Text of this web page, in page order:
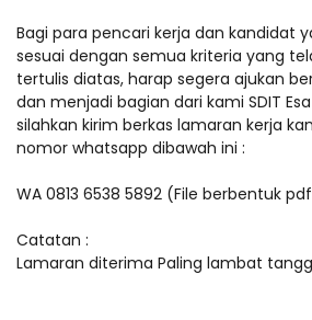
Bagi para pencari kerja dan kandidat
sesuai dengan semua kriteria yang
tertulis diatas, harap segera ajukan
dan menjadi bagian dari kami SDIT
silahkan kirim berkas lamaran kerja
nomor whatsapp dibawah ini :
WA 0813 6538 5892 (File berbentuk
Catatan :
Lamaran diterima Paling lambat